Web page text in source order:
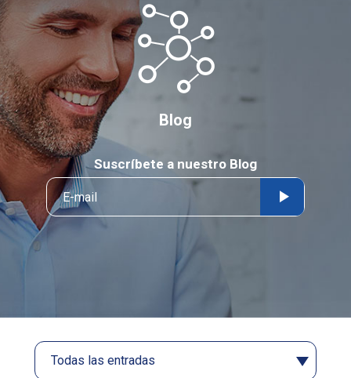
Blog
Suscríbete a nuestro Blog